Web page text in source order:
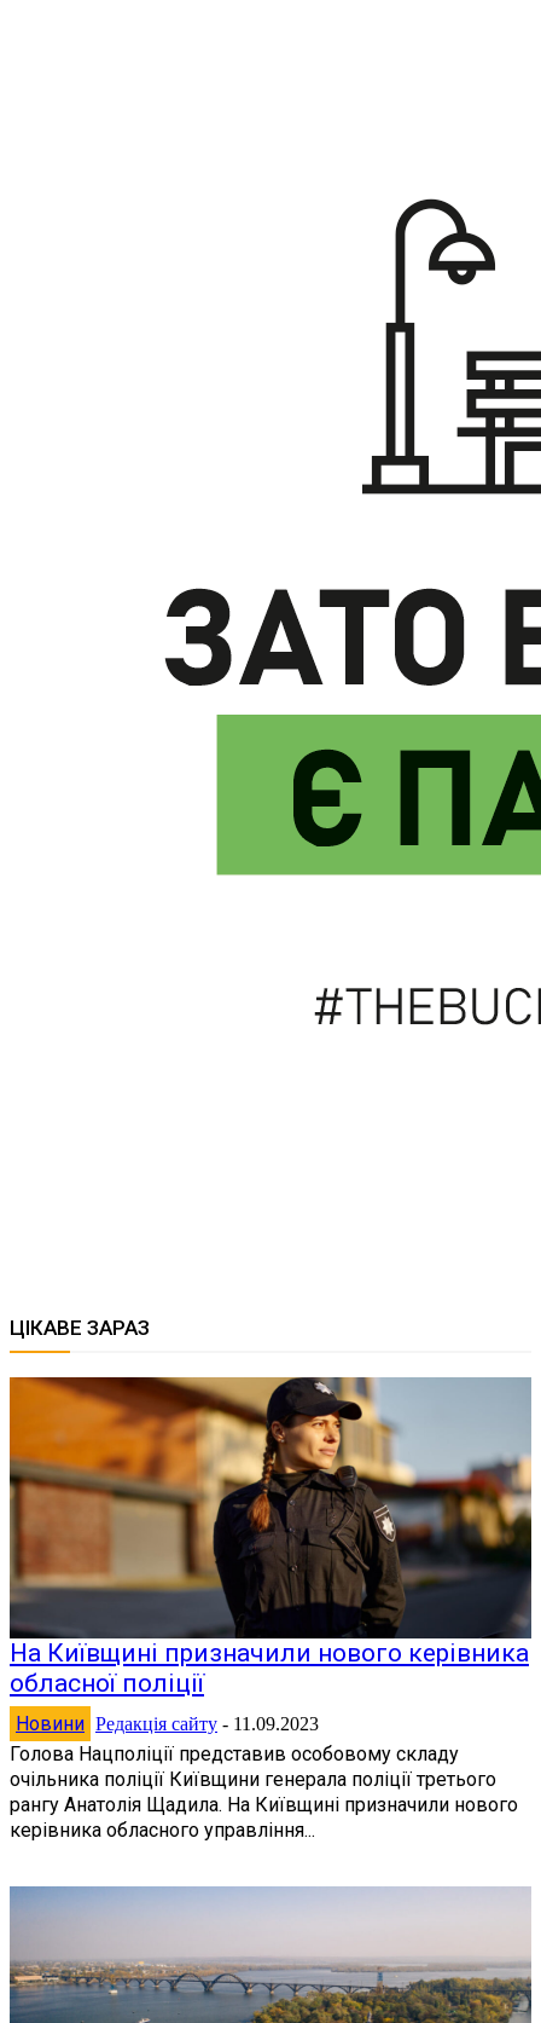
ЦІКАВЕ ЗАРАЗ
На Київщині призначили нового керівника
обласної поліції
Новини Редакція сайту - 11.09.2023
Голова Нацполіції представив особовому складу
очільника поліції Київщини генерала поліції третього
рангу Анатолія Щадила. На Київщині призначили нового
керівника обласного управління...